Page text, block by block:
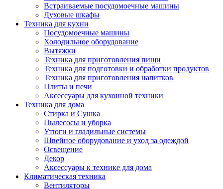
Встраиваемые посудомоечные машины
Духовые шкафы
Техника для кухни
Посудомоечные машины
Холодильное оборудование
Вытяжки
Техника для приготовления пищи
Техника для подготовки и обработки продуктов
Техника для приготовления напитков
Плиты и печи
Аксессуары для кухонной техники
Техника для дома
Стирка и Сушка
Пылесосы и уборка
Утюги и гладильные системы
Швейное оборудование и уход за одеждой
Освещение
Декор
Аксессуары к технике для дома
Климатическая техника
Вентиляторы